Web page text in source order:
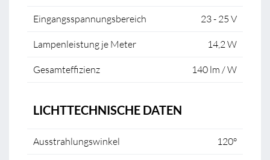
Eingangsspannungsbereich 23 - 25 V
Lampenleistung je Meter 14,2 W
Gesamteffizienz 140 lm / W
LICHTTECHNISCHE DATEN
Ausstrahlungswinkel 120°